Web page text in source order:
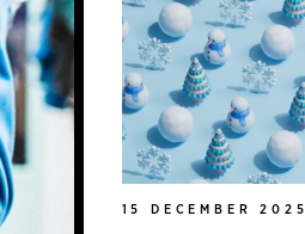
15 DECEMBER 2025